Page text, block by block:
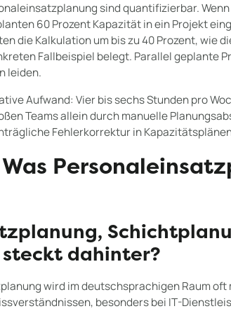
sind quantifizierbar.
60 Prozent Kapazität in ein Projekt
die Kalkulation um bis zu 40 Prozent, wie
Fallbeispiel belegt. Parallel geplante
leiden.
Aufwand: Vier bis sechs Stunden pro
Teams allein durch manuelle
Fehlerkorrektur in
steckt dahinter?
wird im deutschsprachigen Raum
besonders bei IT-